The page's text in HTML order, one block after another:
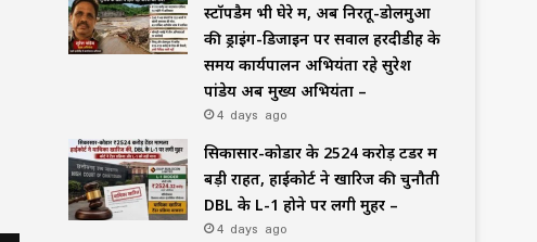
स्टॉपडैम भी घेरे में, अब निरतू-डोलमुआ
की ड्राइंग-डिजाइन पर सवाल हरदीडीह के
समय कार्यपालन अभियंता रहे सुरेश
पांडेय अब मुख्य अभियंता –
4 days ago
सिकासार-कोडार के ₹2524 करोड़ टेंडर में
बड़ी राहत, हाईकोर्ट ने खारिज की चुनौती
DBL के L-1 होने पर लगी मुहर –
4 days ago